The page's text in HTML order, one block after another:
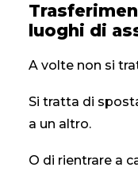
luoghi di
A volte non si
Si tratta di
a un altro.
O di rientrare a